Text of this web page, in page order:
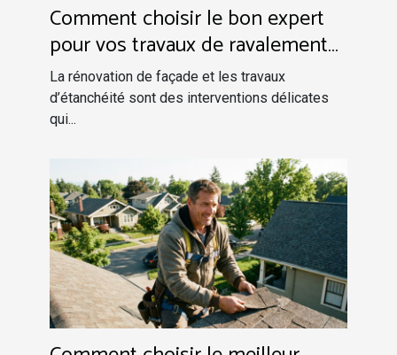
Comment choisir le bon expert
pour vos travaux de ravalement
et étanchéité?
La rénovation de façade et les travaux
d’étanchéité sont des interventions délicates
qui...